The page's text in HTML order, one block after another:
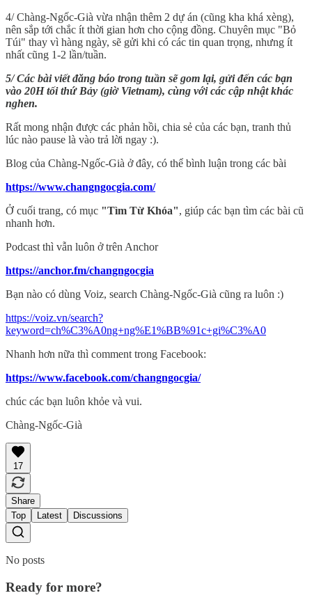
4/ Chàng-Ngốc-Già vừa nhận thêm 2 dự án (cũng kha khá xèng),
nên sắp tới chắc ít thời gian hơn cho cộng đồng. Chuyên mục "Bỏ
Túi" thay vì hàng ngày, sẽ gửi khi có các tin quan trọng, nhưng ít
nhất cũng 1-2 lần/tuần.
5/ Các bài viết đăng báo trong tuần sẽ gom lại, gửi đến các bạn
vào 20H tối thứ Bảy (giờ Vietnam), cùng với các cập nhật khác
nghen.
Rất mong nhận được các phản hồi, chia sẻ của các bạn, tranh thủ
lúc nào pause là vào trả lời ngay :).
Blog của Chàng-Ngốc-Già ở đây, có thể bình luận trong các bài
https://www.changngocgia.com/
Ở cuối trang, có mục "Tìm Từ Khóa", giúp các bạn tìm các bài cũ
nhanh hơn.
Podcast thì vẫn luôn ở trên Anchor
https://anchor.fm/changngocgia
Bạn nào có dùng Voiz, search Chàng-Ngốc-Già cũng ra luôn :)
https://voiz.vn/search?
keyword=ch%C3%A0ng+ng%E1%BB%91c+gi%C3%A0
Nhanh hơn nữa thì comment trong Facebook:
https://www.facebook.com/changngocgia/
chúc các bạn luôn khỏe và vui.
Chàng-Ngốc-Già
17
Share
Top
Latest Discussions
No posts
Ready for more?